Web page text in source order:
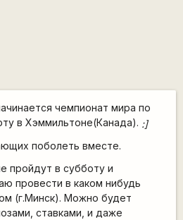
чемпионат мира по
в Хэммильтоне(Канада). :]
поболеть вместе.
пройдут в субботу и
провести в каком нибудь
(г.Минск). Можно будет
ставками, и даже